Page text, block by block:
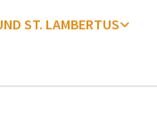
ST. LAMBERTUS